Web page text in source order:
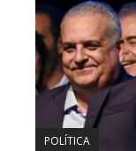
POLÍTICA